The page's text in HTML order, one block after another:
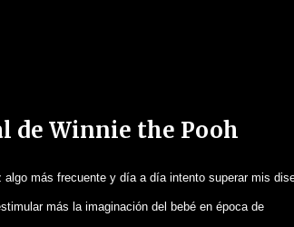
de Winnie the Pooh
más frecuente y día a día intento superar mis
más la imaginación del bebé en época de